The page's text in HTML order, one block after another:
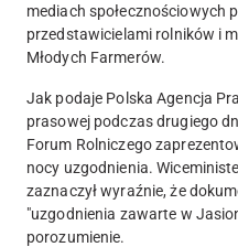
mediach społecznościowych
przedstawicielami rolników i
Młodych Farmerów.
Jak podaje Polska Agencja
prasowej podczas drugiego
Forum Rolniczego
nocy uzgodnienia.
zaznaczył wyraźnie, że
"uzgodnienia zawarte w
porozumienie.